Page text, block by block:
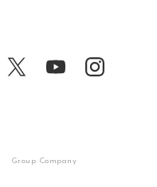
Group Company